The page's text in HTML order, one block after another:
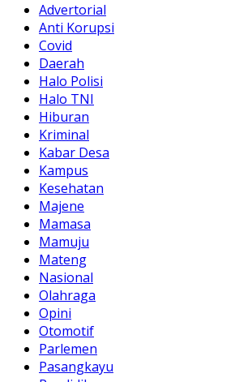
Advertorial
Anti Korupsi
Covid
Daerah
Halo Polisi
Halo TNI
Hiburan
Kriminal
Kabar Desa
Kampus
Kesehatan
Majene
Mamasa
Mamuju
Mateng
Nasional
Olahraga
Opini
Otomotif
Parlemen
Pasangkayu